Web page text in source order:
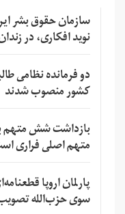
سازمان حقوق بشر
نوید افکاری، در
دو فرمانده نظامی
کشور منصوب شدند
بازداشت شش متهم
متهم اصلی فراری
پارلمان اروپا
سوی حزب‌الله